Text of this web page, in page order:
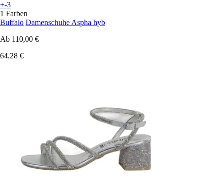
+-3
1 Farben
Buffalo Damenschuhe Aspha hyb
Ab 110,00 €
64,28 €